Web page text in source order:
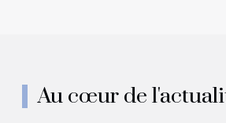
Au cœur de